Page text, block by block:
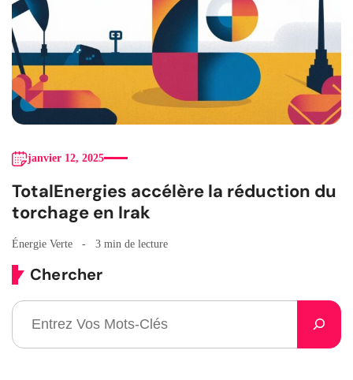
janvier 12, 2025
TotalEnergies accélère la réduction du
torchage en Irak
Énergie Verte 3 min de lecture
Chercher